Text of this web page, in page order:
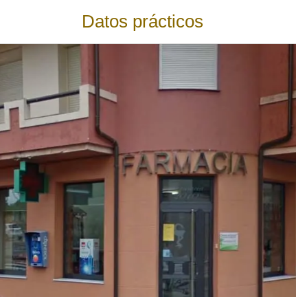
Datos prácticos